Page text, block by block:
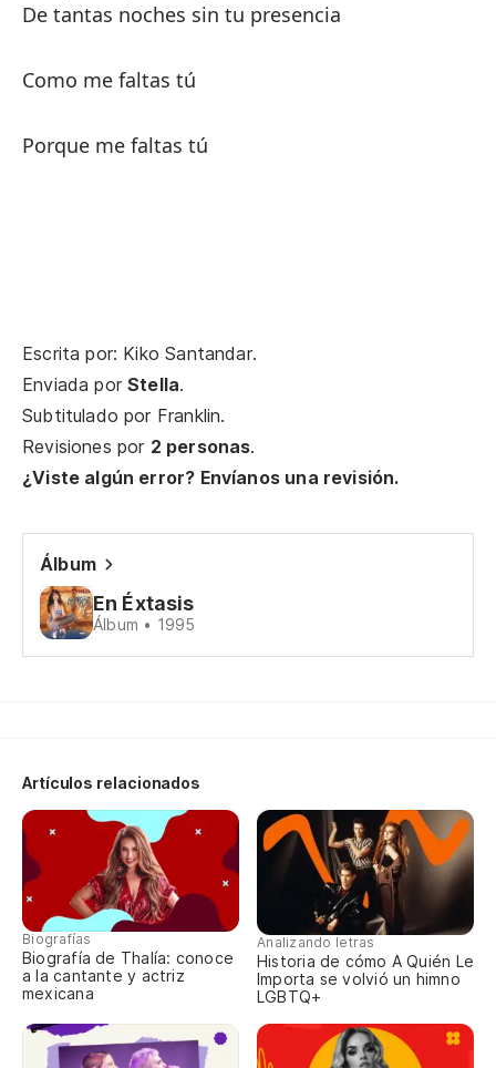
De tantas noches sin tu presencia
Como me faltas tú
Porque me faltas tú
Escrita por: Kiko Santandar.
Enviada porStella.
Subtitulado por Franklin.
Revisiones por 2 personas.
¿Viste algún error? Envíanos una revisión.
Álbum
En Éxtasis
Álbum • 1995
Artículos relacionados
Biografías
Biografía de Thalía: conoce
a la cantante y actriz
mexicana
Analizando letras
Historia de cómo A Quién Le
Importa se volvió un himno
LGBTQ+